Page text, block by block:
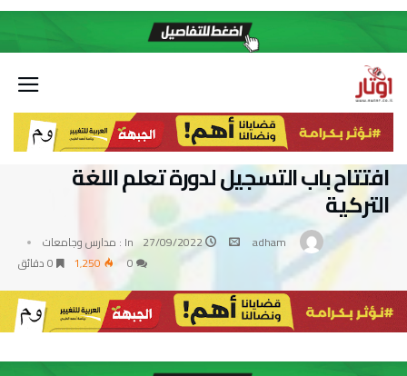
افتتاح باب التسجيل لدورة تعلم اللغة
التركية
adham
27/09/2022
In : مدارس وجامعات
1٬250 0 ‫دقائق‬